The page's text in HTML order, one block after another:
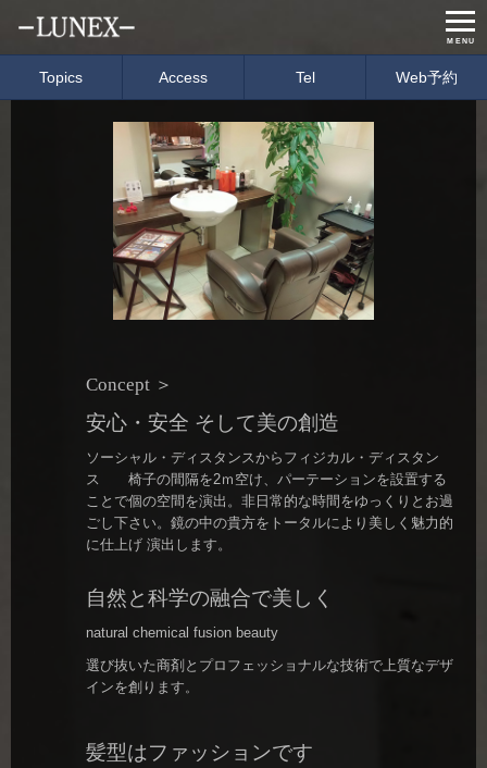
MENU
Menu & Price
Salon info
Care item
blog
募集要項 イベント情報
Topics Access Tel Web予約
Concept ＞
安心・安全 そして美の創造
ソーシャル・ディスタンスからフィジカル・ディスタン
ス 椅子の間隔を2ｍ空け、パーテーションを設置する
ことで個の空間を演出。非日常的な時間をゆっくりとお過
ごし下さい。鏡の中の貴方をトータルにより美しく魅力的
に仕上げ 演出します。
自然と科学の融合で美しく
natural chemical fusion beauty
選び抜いた商剤とプロフェッショナルな技術で上質なデザ
インを創ります。
髪型はファッションです